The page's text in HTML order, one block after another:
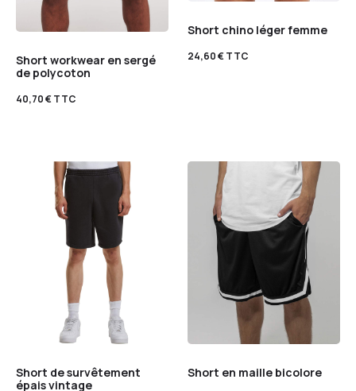
Short workwear en sergé
de polycoton
40,70€TTC
Short chino léger femme
24,60€TTC
Short de survêtement
épais vintage
Short en maille bicolore